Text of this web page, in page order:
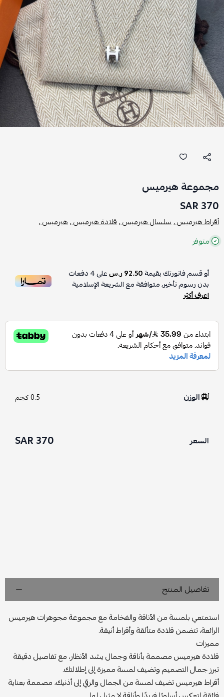
مجموعة هيرميس
370 SAR
أقراط هيرميس ,سلسال هيرميس ,قلادة هيرميس ,هيرميس ,
متوفر
أو قسم فاتورتك بقيمة92.50 ر.س على4دفعات
بدون رسوم تأخير، متوافقة مع الشريعة الإسلامية
اعرف أكثر
الوزن 0.5 كجم
السعر 370 SAR
تفاصيل المنتج
استمتعي بلمسة من الأناقة والفخامة مع مجموعة مجوهرات هيرميس
الرائعة، تتضمن قلادة متألقة وأقراط أنيقة.
مميزات
قلادة هيرميس مصممة بأناقة وجمال يشد الأنظار، مع تفاصيل دقيقة
تبرز جمال التصميم وتضيف لمسة مميزة إلى إطلالتك.
أقراط هيرميس تضيف لمسة من الجمال والرقي إلى أذنيك، مصممة بعناية